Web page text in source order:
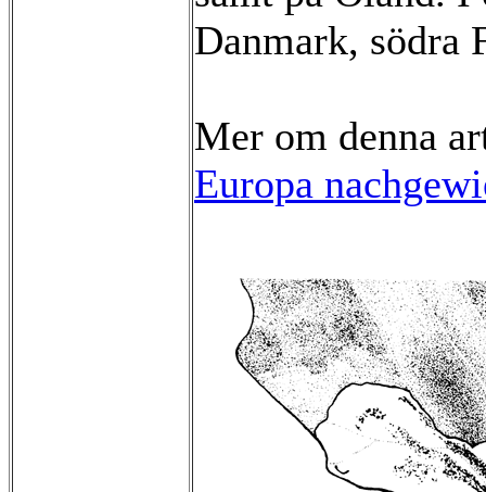
Danmark, södra
Mer om denna
Europa